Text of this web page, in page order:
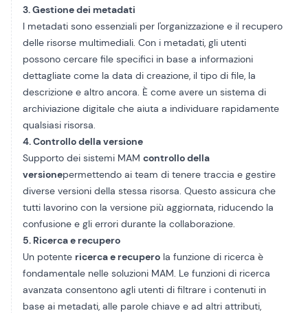
3. Gestione dei metadati
I metadati sono essenziali per l'organizzazione e il recupero
delle risorse multimediali. Con i metadati, gli utenti
possono cercare file specifici in base a informazioni
dettagliate come la data di creazione, il tipo di file, la
descrizione e altro ancora. È come avere un sistema di
archiviazione digitale che aiuta a individuare rapidamente
qualsiasi risorsa.
4. Controllo della versione
Supporto dei sistemi MAM controllo della
versionepermettendo ai team di tenere traccia e gestire
diverse versioni della stessa risorsa. Questo assicura che
tutti lavorino con la versione più aggiornata, riducendo la
confusione e gli errori durante la collaborazione.
5. Ricerca e recupero
Un potente ricerca e recupero la funzione di ricerca è
fondamentale nelle soluzioni MAM. Le funzioni di ricerca
avanzata consentono agli utenti di filtrare i contenuti in
base ai metadati, alle parole chiave e ad altri attributi,